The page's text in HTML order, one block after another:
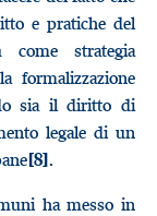
e pratiche del
come strategia
formalizzazione
sia il diritto di
legale di un
[8].
ha messo in